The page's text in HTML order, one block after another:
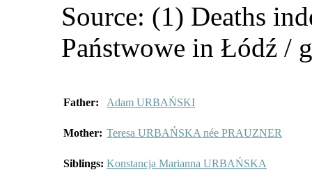
Source: (1) Deaths
Państwowe in Łódź /
Father: Adam URBAŃSKI
Mother: Teresa URBAŃSKA née PRAUZNER
Siblings: Konstancja Marianna URBAŃSKA